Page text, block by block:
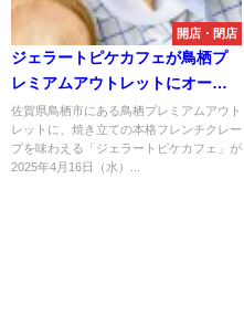
開店・閉店
ジェラートピケカフェが鳥栖プ
レミアムアウトレットにオープ
ンするみたい。焼き立ての本格
フレンチクレープを味わえる！
佐賀県鳥栖市にある鳥栖プレミアムアウト
レットに、焼き立ての本格フレンチクレー
プを味わえる「ジェラートピケカフェ」が
2025年4月16日（水）...